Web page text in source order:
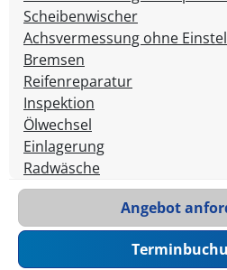
Scheibenwischer
Achsvermessung ohne
Bremsen
Reifenreparatur
Inspektion
Ölwechsel
Einlagerung
Radwäsche
Angebot